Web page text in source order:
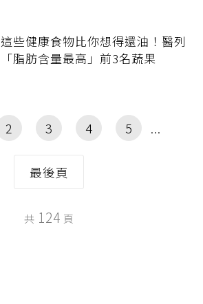
這些健康食物比你想得還油！醫列
「脂肪含量最高」前3名蔬果
2 3 4 5
最後頁
共 124 頁